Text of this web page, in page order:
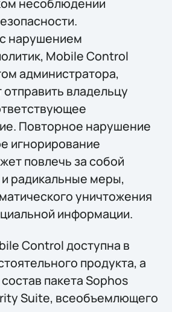
несоблюдении
нарушением
Mobile Control
администратора,
владельцу
Повторное нарушение
игнорирование
повлечь за собой
радикальные меры,
уничтожения
информации.
Control доступна в
продукта, а
пакета Sophos
Suite, всеобъемлющего